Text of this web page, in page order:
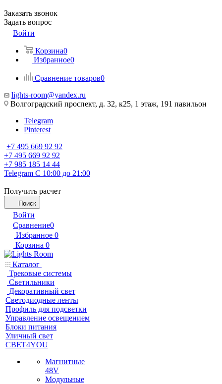
Заказать звонок
Задать вопрос
Войти
Корзина0
Избранное0
Сравнение товаров0
lights-room@yandex.ru
Волгоградский проспект, д. 32, к25, 1 этаж, 191 павильон
Telegram
Pinterest
+7 495 669 92 92
+7 495 669 92 92
+7 985 185 14 44
Telegram С 10:00 до 21:00
Получить расчет
Поиск
Войти
Сравнение0
Избранное 0
Корзина 0
Каталог
Трековые системы
Светильники
Декоративный свет
Светодиодные ленты
Профиль для подсветки
Управление освещением
Блоки питания
Уличный свет
СВЕТ4YOU
Магнитные
48V
Модульные